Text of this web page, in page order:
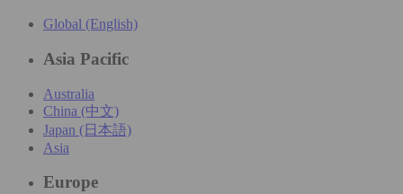
Global (English)
Asia Pacific
Australia
China (中文)
Japan (日本語)
Asia
Europe